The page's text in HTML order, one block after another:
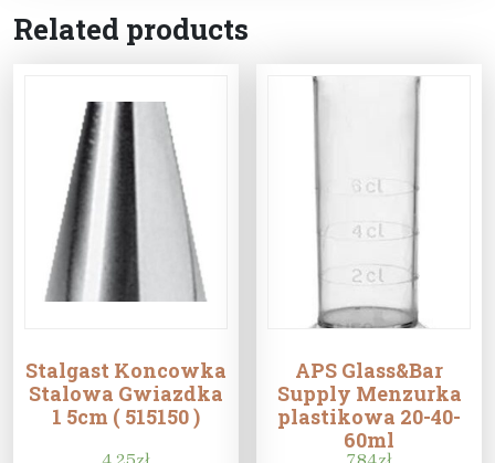
Related products
Stalgast Koncowka
Stalowa Gwiazdka
1 5cm ( 515150 )
APS Glass&Bar
Supply Menzurka
plastikowa 20-40-
60ml